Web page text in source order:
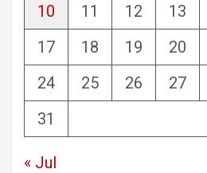
10
11 12 13
17
18 19 20
24
25 26 27
31
« Jul